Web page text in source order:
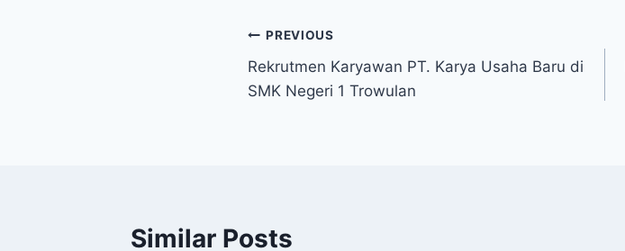
Post
navigation
PREVIOUS
Rekrutmen Karyawan PT. Karya Usaha Baru di
SMK Negeri 1 Trowulan
Similar Posts